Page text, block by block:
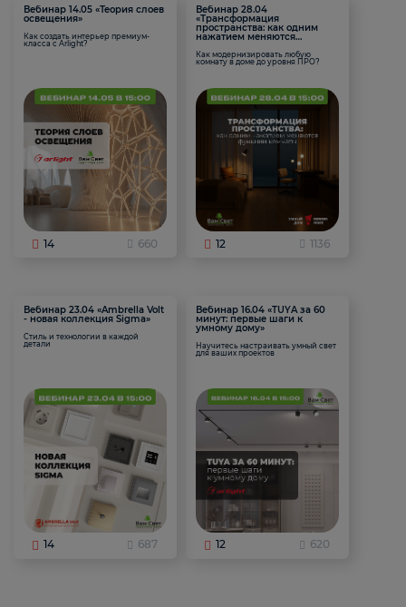
Вебинар 14.05 «Теория слоев
освещения»
Как создать интерьер премиум-
класса с Arlight?
14 660
Вебинар 28.04
«Трансформация
пространства: как одним
нажатием меняются
Как модернизировать любую
комнату в доме до уровня ПРО?
12 1136
Вебинар 23.04 «Ambrella Volt
- новая коллекция Sigma»
Стиль и технологии в каждой
детали
14 687
Вебинар 16.04 «TUYA за 60
минут: первые шаги к
умному дому»
Научитесь настраивать умный свет
для ваших проектов
12 620